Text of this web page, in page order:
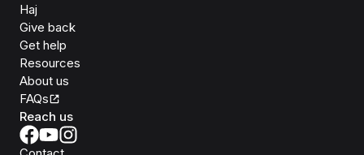
Haj
Give back
Get help
Resources
About us
FAQs
Reach us